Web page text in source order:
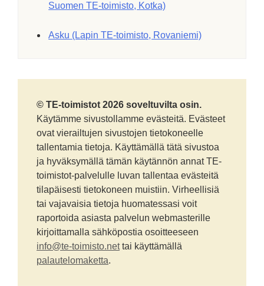
Suomen TE-toimisto, Kotka)
Asku (Lapin TE-toimisto, Rovaniemi)
© TE-toimistot 2026 soveltuvilta osin.
Käytämme sivustollamme evästeitä. Evästeet
ovat vierailtujen sivustojen tietokoneelle
tallentamia tietoja. Käyttämällä tätä sivustoa
ja hyväksymällä tämän käytännön annat TE-
toimistot-palvelulle luvan tallentaa evästeitä
tilapäisesti tietokoneen muistiin. Virheellisiä
tai vajavaisia tietoja huomatessasi voit
raportoida asiasta palvelun webmasterille
kirjoittamalla sähköpostia osoitteeseen
info@te-toimisto.nettai käyttämällä
palautelomaketta.